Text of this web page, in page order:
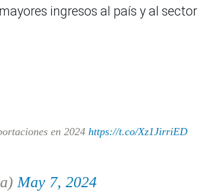
ingresos al país y al sector
en 2024 https://t.co/Xz1JirriED
May 7, 2024